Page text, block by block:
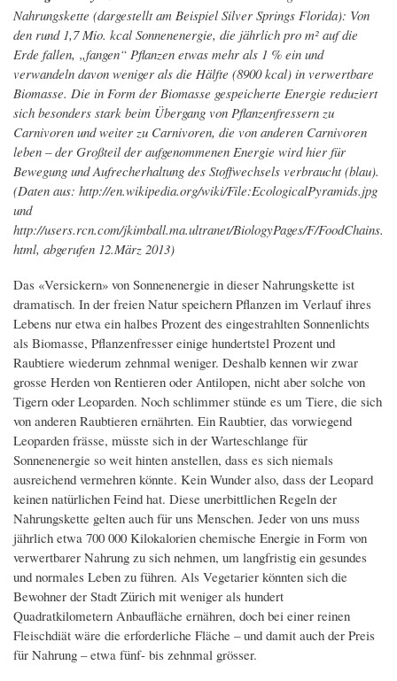
Nahrungskette (dargestellt am Beispiel Silver Springs Florida): Von
den rund 1,7 Mio. kcal Sonnenenergie, die jährlich pro m² auf die
Erde fallen, „fangen“ Pflanzen etwas mehr als 1 % ein und
verwandeln davon weniger als die Hälfte (8900 kcal) in verwertbare
Biomasse. Die in Form der Biomasse gespeicherte Energie reduziert
sich besonders stark beim Übergang von Pflanzenfressern zu
Carnivoren und weiter zu Carnivoren, die von anderen Carnivoren
leben – der Großteil der aufgenommenen Energie wird hier für
Bewegung und Aufrecherhaltung des Stoffwechsels verbraucht (blau).
(Daten aus: http://en.wikipedia.org/wiki/File:EcologicalPyramids.jpg
und
http://users.rcn.com/jkimball.ma.ultranet/BiologyPages/F/FoodChains.
html, abgerufen 12.März 2013)
Das «Versickern» von Sonnenenergie in dieser Nahrungskette ist
dramatisch. In der freien Natur speichern Pflanzen im Verlauf ihres
Lebens nur etwa ein halbes Prozent des eingestrahlten Sonnenlichts
als Biomasse, Pflanzenfresser einige hundertstel Prozent und
Raubtiere wiederum zehnmal weniger. Deshalb kennen wir zwar
grosse Herden von Rentieren oder Antilopen, nicht aber solche von
Tigern oder Leoparden. Noch schlimmer stünde es um Tiere, die sich
von anderen Raubtieren ernährten. Ein Raubtier, das vorwiegend
Leoparden frässe, müsste sich in der Warteschlange für
Sonnenenergie so weit hinten anstellen, dass es sich niemals
ausreichend vermehren könnte. Kein Wunder also, dass der Leopard
keinen natürlichen Feind hat. Diese unerbittlichen Regeln der
Nahrungskette gelten auch für uns Menschen. Jeder von uns muss
jährlich etwa 700 000 Kilokalorien chemische Energie in Form von
verwertbarer Nahrung zu sich nehmen, um langfristig ein gesundes
und normales Leben zu führen. Als Vegetarier könnten sich die
Bewohner der Stadt Zürich mit weniger als hundert
Quadratkilometern Anbaufläche ernähren, doch bei einer reinen
Fleischdiät wäre die erforderliche Fläche – und damit auch der Preis
für Nahrung – etwa fünf- bis zehnmal grösser.